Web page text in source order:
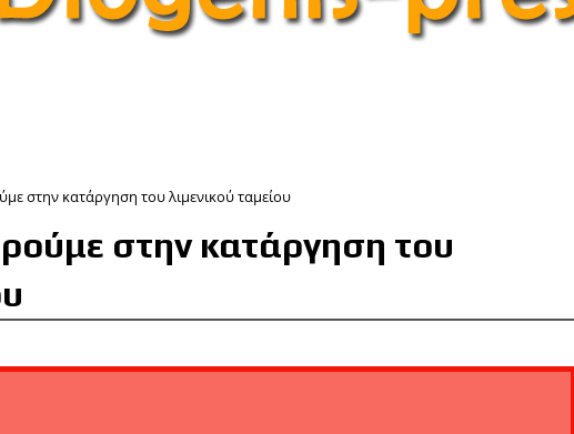
στην κατάργηση του λιμενικού ταμείου
στην κατάργηση του